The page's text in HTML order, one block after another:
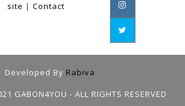
site | Contact
Developed By Rabiva
GABON4YOU - ALL RIGHTS RESERVED